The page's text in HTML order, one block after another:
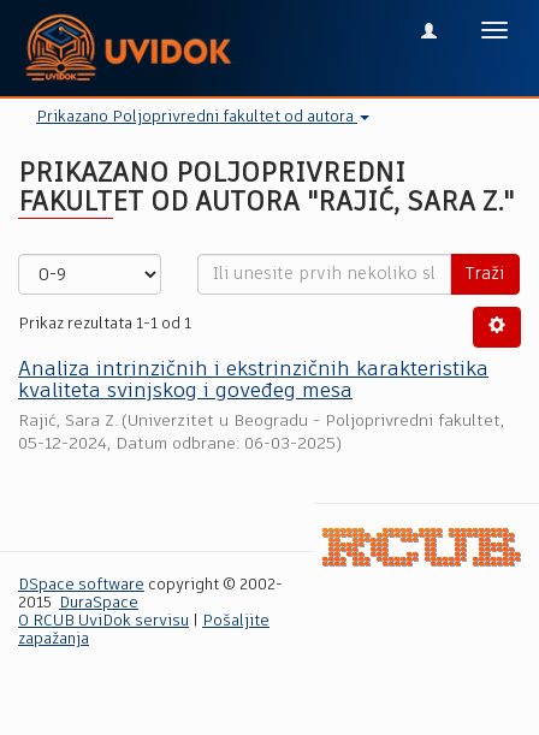
Prikazano Poljoprivredni fakultet od autora
PRIKAZANO POLJOPRIVREDNI
FAKULTET OD AUTORA "RAJIĆ, SARA Z."
Traži
Prikaz rezultata 1-1 od 1
Analiza intrinzičnih i ekstrinzičnih karakteristika
kvaliteta svinjskog i goveđeg mesa
Rajić, Sara Z. (Univerzitet u Beogradu - Poljoprivredni fakultet,
05-12-2024, Datum odbrane: 06-03-2025)
DSpace software copyright © 2002-
2015
DuraSpace
O RCUB UviDok servisu
Pošaljite
zapažanja